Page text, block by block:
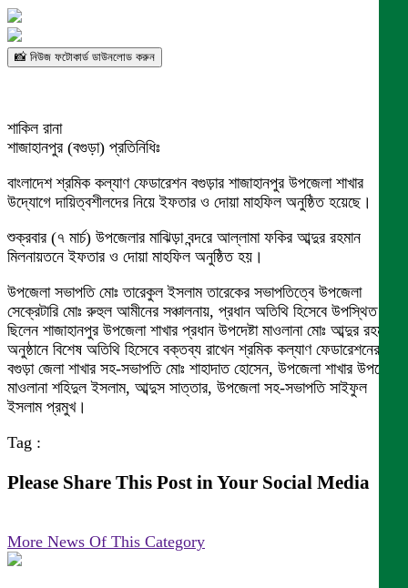
📸 নিউজ ফটোকার্ড ডাউনলোড করুন
শাকিল রানা
শাজাহানপুর (বগুড়া) প্রতিনিধিঃ
বাংলাদেশ শ্রমিক কল্যাণ ফেডারেশন বগুড়ার শাজাহানপুর উপজেলা শাখার
উদ্যোগে দায়িত্বশীলদের নিয়ে ইফতার ও দোয়া মাহফিল অনুষ্ঠিত হয়েছে।
শুক্রবার (৭ মার্চ) উপজেলার মাঝিড়া বন্দরে আল্লামা ফকির আব্দুর রহমান
মিলনায়তনে ইফতার ও দোয়া মাহফিল অনুষ্ঠিত হয়।
উপজেলা সভাপতি মোঃ তারেকুল ইসলাম তারেকের সভাপতিত্বে উপজেলা
সেক্রেটারি মোঃ রুহুল আমীনের সঞ্চালনায়, প্রধান অতিথি হিসেবে উপস্থিত
ছিলেন শাজাহানপুর উপজেলা শাখার প্রধান উপদেষ্টা মাওলানা মোঃ আব্দুর রহমান,
অনুষ্ঠানে বিশেষ অতিথি হিসেবে বক্তব্য রাখেন শ্রমিক কল্যাণ ফেডারেশনের
বগুড়া জেলা শাখার সহ-সভাপতি মোঃ শাহাদাত হোসেন, উপজেলা শাখার উপদেষ্টা
মাওলানা শহিদুল ইসলাম, আব্দুস সাত্তার, উপজেলা সহ-সভাপতি সাইফুল
ইসলাম প্রমুখ।
Tag :
Please Share This Post in Your Social Media
More News Of This Category